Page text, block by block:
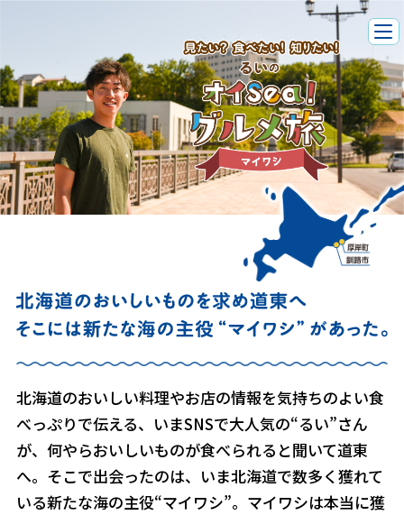
北海道のおいしい料理やお店の情報を気持ちのよい食
べっぷりで伝える、いまSNSで大人気の“るい”さん
が、何やらおいしいものが食べられると聞いて道東
へ。そこで出会ったのは、いま北海道で数多く獲れて
いる新たな海の主役“マイワシ”。マイワシは本当に獲